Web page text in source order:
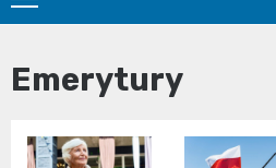
Emerytury